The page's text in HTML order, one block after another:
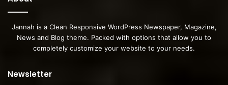
Jannah is a Clean Responsive WordPress Newspaper, Magazine,
News and Blog theme. Packed with options that allow you to
completely customize your website to your needs.
Newsletter